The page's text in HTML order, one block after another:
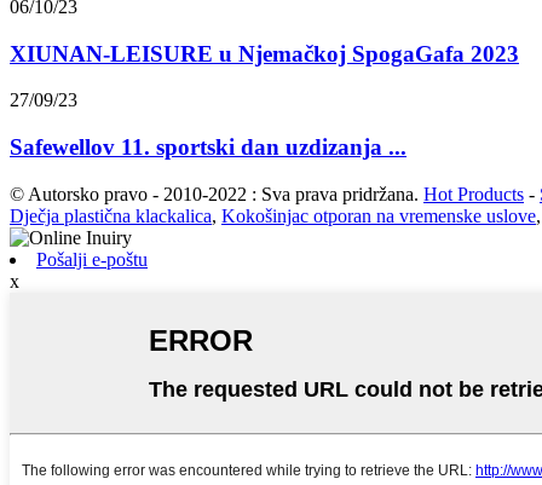
06/10/23
XIUNAN-LEISURE u Njemačkoj SpogaGafa 2023
27/09/23
Safewellov 11. sportski dan uzdizanja ...
© Autorsko pravo - 2010-2022 : Sva prava pridržana. Hot Products -
Dječja plastična klackalica, Kokošinjac otporan na vremenske uslove
Pošalji e-poštu
x